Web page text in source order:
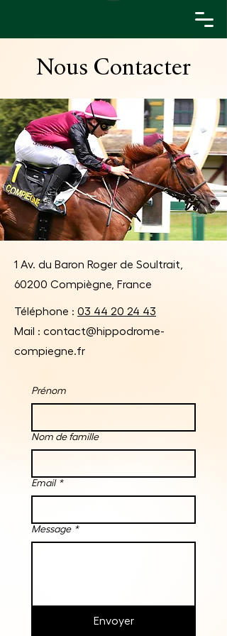
Nous Contacter
1 Av. du Baron Roger de Soultrait,
60200 Compiègne, France
Téléphone : 03 44 20 24 43
Mail : contact@hippodrome-
compiegne.fr
Prénom
Nom de famille
Email *
Message *
Envoyer